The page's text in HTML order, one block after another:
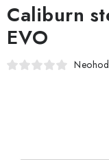
TERČE
DOPLNKY K TERČU
Caliburn
EVO